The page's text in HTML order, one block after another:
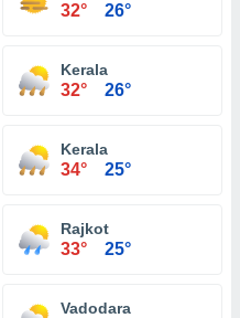
32° 26°
Kerala
32° 26°
Kerala
34° 25°
Rajkot
33° 25°
Vadodara